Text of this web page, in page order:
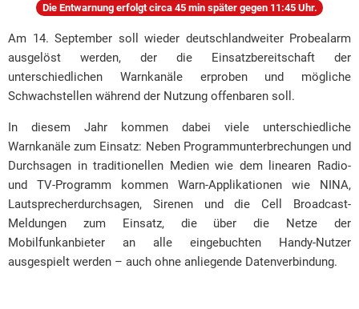
Die Entwarnung erfolgt circa 45 min später gegen 11:45 Uhr.
Am 14. September soll wieder deutschlandweiter Probealarm
ausgelöst werden, der die Einsatzbereitschaft der
unterschiedlichen Warnkanäle erproben und mögliche
Schwachstellen während der Nutzung offenbaren soll.
In diesem Jahr kommen dabei viele unterschiedliche
Warnkanäle zum Einsatz: Neben Programmunterbrechungen und
Durchsagen in traditionellen Medien wie dem linearen Radio-
und TV-Programm kommen Warn-Applikationen wie NINA,
Lautsprecherdurchsagen, Sirenen und die Cell Broadcast-
Meldungen zum Einsatz, die über die Netze der
Mobilfunkanbieter an alle eingebuchten Handy-Nutzer
ausgespielt werden – auch ohne anliegende Datenverbindung.